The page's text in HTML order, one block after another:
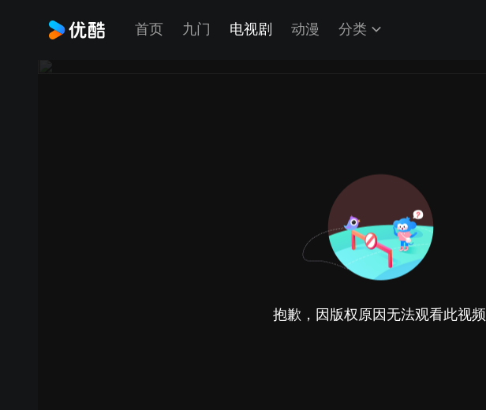
首页 九门 电视剧 动漫 分类
抱歉，因版权原因无法观看此视频